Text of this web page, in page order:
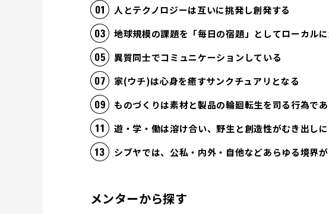
人とテクノロジーは互いに挑発し創発する
地球規模の課題を「毎日の宿題」としてローカル
異質同士でコミュニケーションしている
家(ウチ)は心身を癒すサンクチュアリとなる
ものづくりは素材と製品の輪廻転生を司る行為で
遊・学・働は溶け合い、野生と創造性がむき出しに
シブヤでは、公私・内外・自他などあらゆる境界
メンターから探す